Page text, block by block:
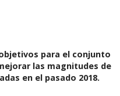
para el conjunto
las magnitudes de
en el pasado 2018.